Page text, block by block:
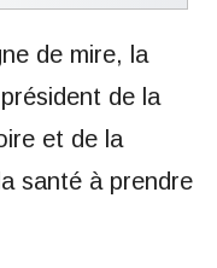
de mire, la
de la
et de la
santé à prendre